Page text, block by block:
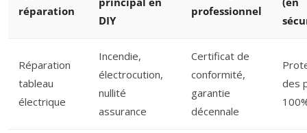
réparation
DIY
professionnel
Réparation
tableau
électrique
Incendie,
électrocution,
nullité
assurance
Certificat de
conformité,
garantie
décennale
des